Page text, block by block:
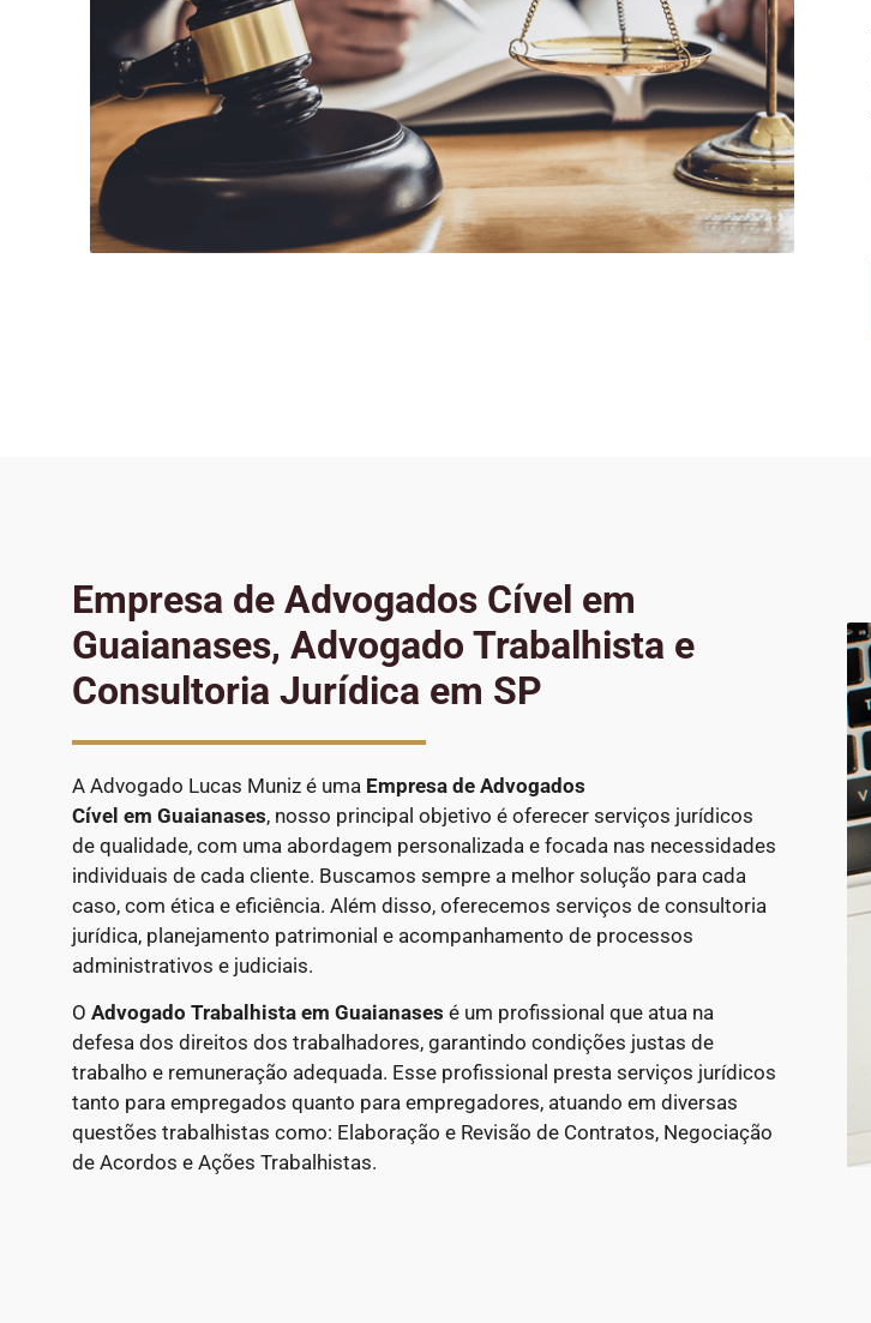
Empresa de Advogados Cível em
Guaianases, Advogado Trabalhista e
Consultoria Jurídica em SP
A Advogado Lucas Muniz é uma Empresa de Advogados
Cível em Guaianases, nosso principal objetivo é oferecer serviços jurídicos
de qualidade, com uma abordagem personalizada e focada nas necessidades
individuais de cada cliente. Buscamos sempre a melhor solução para cada
caso, com ética e eficiência. Além disso, oferecemos serviços de consultoria
jurídica, planejamento patrimonial e acompanhamento de processos
administrativos e judiciais.
O Advogado Trabalhista em Guaianases é um profissional que atua na
defesa dos direitos dos trabalhadores, garantindo condições justas de
trabalho e remuneração adequada. Esse profissional presta serviços jurídicos
tanto para empregados quanto para empregadores, atuando em diversas
questões trabalhistas como: Elaboração e Revisão de Contratos, Negociação
de Acordos e Ações Trabalhistas.